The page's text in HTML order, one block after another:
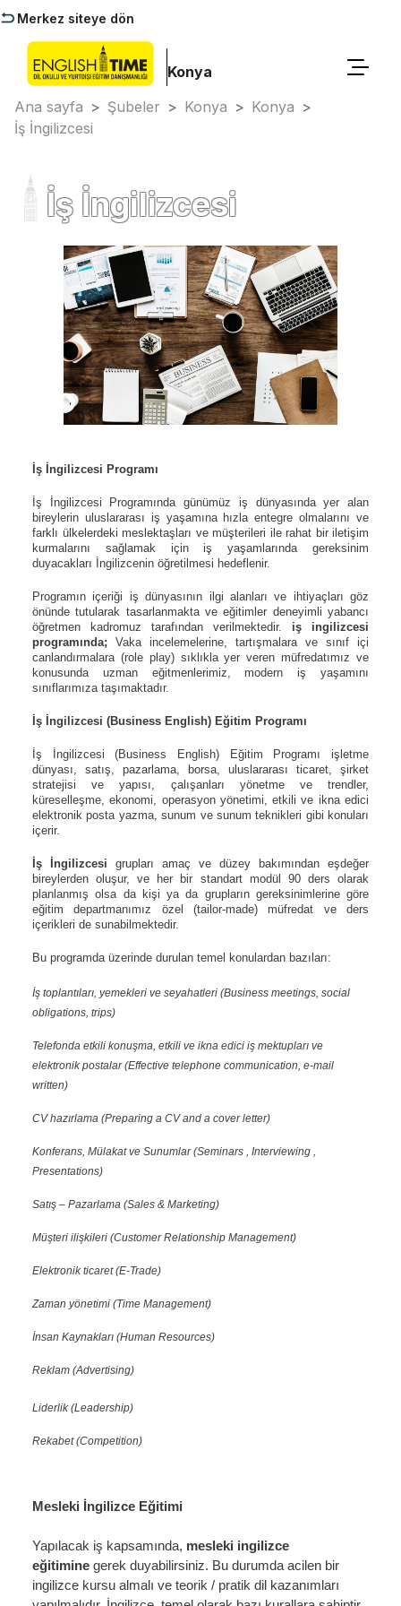
Merkez siteye dön
Konya
Ana sayfa > Şubeler > Konya > Konya >
İş İngilizcesi
İş İngilizcesi
İş İngilizcesi Programı
İş İngilizcesi Programında günümüz iş dünyasında yer alan
bireylerin uluslararası iş yaşamına hızla entegre olmalarını ve
farklı ülkelerdeki meslektaşları ve müşterileri ile rahat bir iletişim
kurmalarını sağlamak için iş yaşamlarında gereksinim
duyacakları İngilizcenin öğretilmesi hedeflenir.
Programın içeriği iş dünyasının ilgi alanları ve ihtiyaçları göz
önünde tutularak tasarlanmakta ve eğitimler deneyimli yabancı
öğretmen kadromuz tarafından verilmektedir.
iş ingilizcesi
programında; Vaka incelemelerine, tartışmalara ve sınıf içi
canlandırmalara (role play) sıklıkla yer veren müfredatımız ve
konusunda uzman eğitmenlerimiz, modern iş yaşamını
sınıflarımıza taşımaktadır.
İş İngilizcesi (Business English) Eğitim Programı
İş İngilizcesi (Business English) Eğitim Programı işletme
dünyası, satış, pazarlama, borsa, uluslararası ticaret, şirket
stratejisi ve yapısı, çalışanları yönetme ve trendler,
küreselleşme, ekonomi, operasyon yönetimi, etkili ve ikna edici
elektronik posta yazma, sunum ve sunum teknikleri gibi konuları
içerir.
İş İngilizcesi grupları amaç ve düzey bakımından eşdeğer
bireylerden oluşur, ve her bir standart modül 90 ders olarak
planlanmış olsa da kişi ya da grupların gereksinimlerine göre
eğitim departmanımız özel (tailor-made) müfredat ve ders
içerikleri de sunabilmektedir.
Bu programda üzerinde durulan temel konulardan bazıları:
İş toplantıları, yemekleri ve seyahatleri (Business meetings, social
obligations, trips)
Telefonda etkili konuşma, etkili ve ikna edici iş mektupları ve
elektronik postalar (Effective telephone communication, e-mail
written)
CV hazırlama (Preparing a CV and a cover letter)
Konferans, Mülakat ve Sunumlar (Seminars , Interviewing ,
Presentations)
Satış – Pazarlama (Sales & Marketing)
Müşteri ilişkileri (Customer Relationship Management)
Elektronik ticaret (E-Trade)
Zaman yönetimi (Time Management)
İnsan Kaynakları (Human Resources)
Reklam (Advertising)
Liderlik (Leadership)
Rekabet (Competition)
Mesleki İngilizce Eğitimi
Yapılacak iş kapsamında, mesleki ingilizce
eğitimine gerek duyabilirsiniz. Bu durumda acilen bir
ingilizce kursu almalı ve teorik / pratik dil kazanımları